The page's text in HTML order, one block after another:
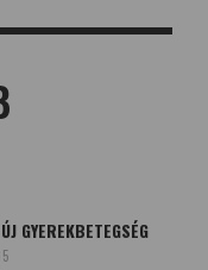
GYEREKBETEGSÉG